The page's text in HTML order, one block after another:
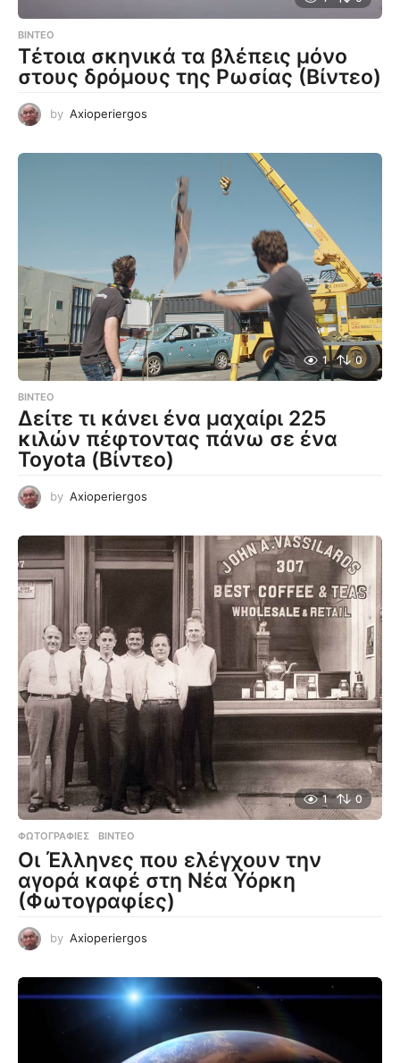
ΒΊΝΤΕΟ
Τέτοια σκηνικά τα βλέπεις μόνο
στους δρόμους της Ρωσίας (Βίντεο)
by Axioperiergos
1 0
ΒΊΝΤΕΟ
Δείτε τι κάνει ένα μαχαίρι 225
κιλών πέφτοντας πάνω σε ένα
Toyota (Βίντεο)
by Axioperiergos
1 0
ΦΩΤΟΓΡΑΦΊΕΣ ,ΒΊΝΤΕΟ
Οι Έλληνες που ελέγχουν την
αγορά καφέ στη Νέα Υόρκη
(Φωτογραφίες)
by Axioperiergos